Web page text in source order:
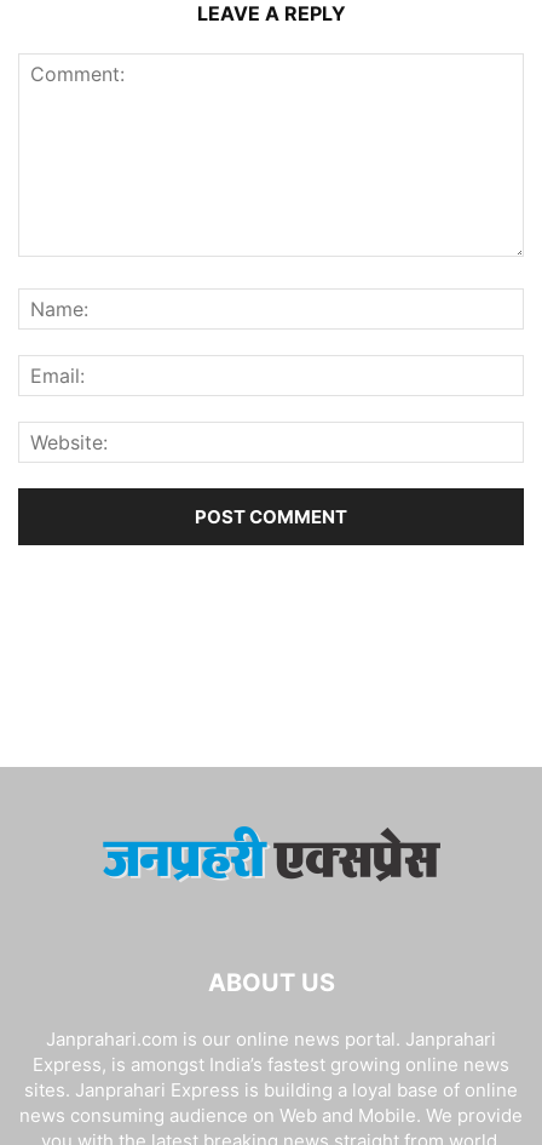
LEAVE A REPLY
ABOUT US
Janprahari.com is our online news portal. Janprahari
Express, is amongst India’s fastest growing online news
sites. Janprahari Express is building a loyal base of online
news consuming audience on Web and Mobile. We provide